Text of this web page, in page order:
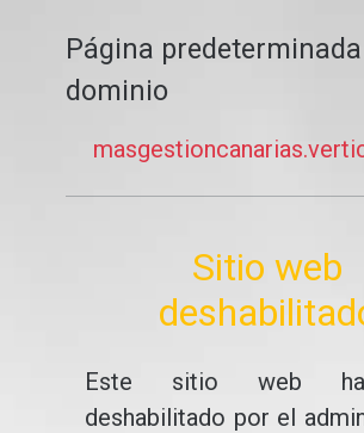
Página predeterminada
dominio
Sitio web
Este sitio web
deshabilitado por el